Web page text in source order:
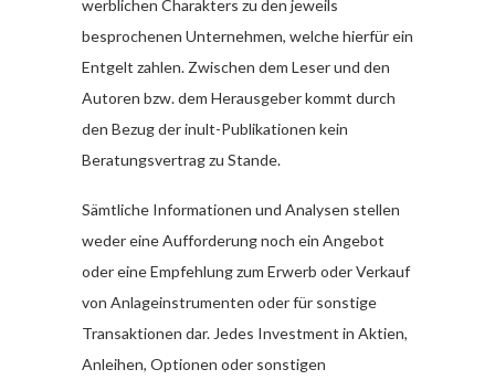
werblichen Charakters zu den jeweils
besprochenen Unternehmen, welche hierfür ein
Entgelt zahlen. Zwischen dem Leser und den
Autoren bzw. dem Herausgeber kommt durch
den Bezug der inult-Publikationen kein
Beratungsvertrag zu Stande.
Sämtliche Informationen und Analysen stellen
weder eine Aufforderung noch ein Angebot
oder eine Empfehlung zum Erwerb oder Verkauf
von Anlageinstrumenten oder für sonstige
Transaktionen dar. Jedes Investment in Aktien,
Anleihen, Optionen oder sonstigen